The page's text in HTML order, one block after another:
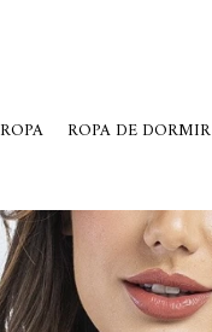
ROPA ROPA DE DORMIR